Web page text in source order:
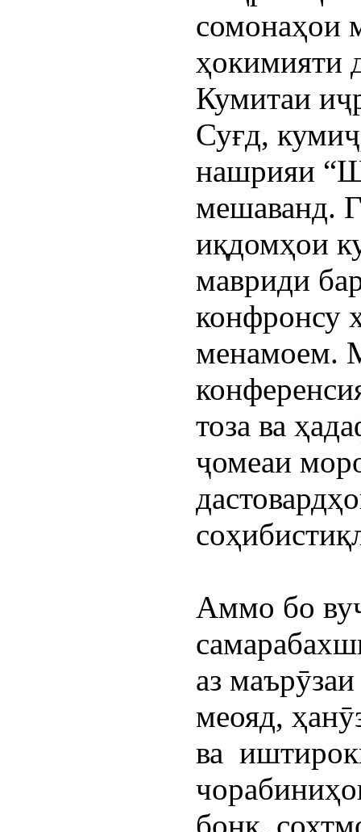
сомонаҳои
ҳокимияти
Кумитаи
Суғд,
нашрияи
мешаванд.
иқдомҳои
мавриди
конфронсу
менамоем.
тоза ва
ҷомеаи
Аммо бо
аз
меояд,
ва
бонк,